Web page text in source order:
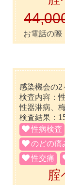
お電話の際
感染機会の2
検査内容：
性器淋病、
検査結果：
性病検査
のどの痛
性交痛
腟